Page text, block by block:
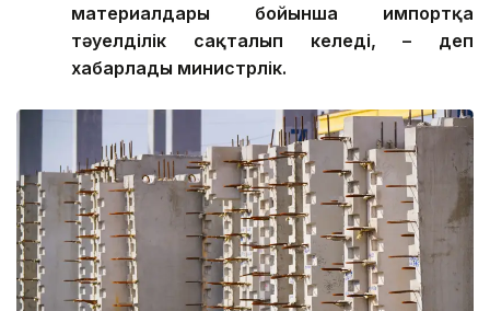
материалдары бойынша импортқа
тәуелділік сақталып келеді, – деп
хабарлады министрлік.